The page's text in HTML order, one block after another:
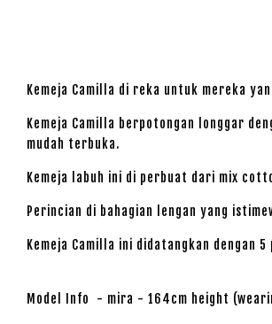
Kemeja Camilla di reka untuk mereka
Kemeja Camilla berpotongan longgar
mudah terbuka.
Kemeja labuh ini di perbuat dari mix
Perincian di bahagian lengan yang
Kemeja Camilla ini didatangkan dengan
Model Info - mira - 164cm height